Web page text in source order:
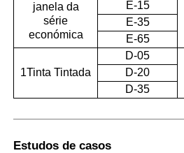
janela da
série
económica
E-15
E-35
E-65
1Tinta Tintada
D-05
D-20
D-35
Estudos de casos